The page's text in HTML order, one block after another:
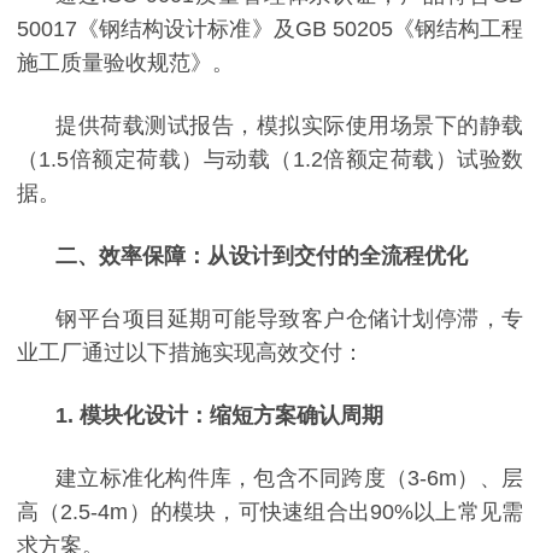
50017《钢结构设计标准》及GB 50205《钢结构工程
施工质量验收规范》。
提供荷载测试报告，模拟实际使用场景下的静载
（ 1.5倍额定荷载）与动载（1.2倍额定荷载）试验数
据。
二、效率保障：从设计到交付的全流程优化
钢平台项目延期可能导致客户仓储计划停滞，专
业工厂通过以下措施实现高效交付：
1. 模块化设计：缩短方案确认周期
建立标准化构件库，包含不同跨度（ 3-6m）、层
高（2.5-4m）的模块，可快速组合出90%以上常见需
求方案。